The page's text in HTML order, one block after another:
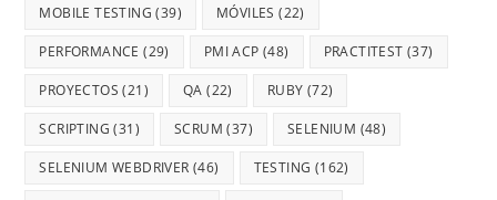
MOBILE TESTING (39) MÓVILES (22)
PERFORMANCE (29) PMI ACP (48) PRACTITEST (37)
PROYECTOS (21) QA (22) RUBY (72)
SCRIPTING (31) SCRUM (37) SELENIUM (48)
SELENIUM WEBDRIVER (46) TESTING (162)